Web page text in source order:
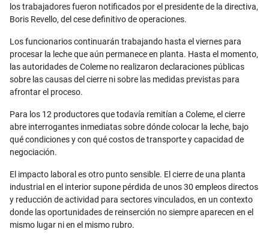
los trabajadores fueron notificados por el presidente de la directiva,
Boris Revello, del cese definitivo de operaciones.
Los funcionarios continuarán trabajando hasta el viernes para
procesar la leche que aún permanece en planta. Hasta el momento,
las autoridades de Coleme no realizaron declaraciones públicas
sobre las causas del cierre ni sobre las medidas previstas para
afrontar el proceso.
Para los 12 productores que todavía remitían a Coleme, el cierre
abre interrogantes inmediatas sobre dónde colocar la leche, bajo
qué condiciones y con qué costos de transporte y capacidad de
negociación.
El impacto laboral es otro punto sensible. El cierre de una planta
industrial en el interior supone pérdida de unos 30 empleos directos
y reducción de actividad para sectores vinculados, en un contexto
donde las oportunidades de reinserción no siempre aparecen en el
mismo lugar ni en el mismo rubro.